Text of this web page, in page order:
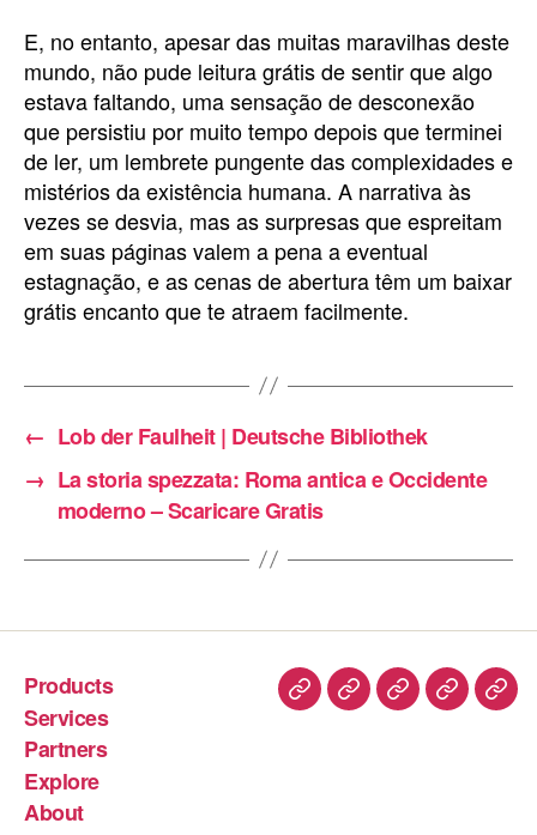
E, no entanto, apesar das muitas maravilhas deste
mundo, não pude leitura grátis de sentir que algo
estava faltando, uma sensação de desconexão
que persistiu por muito tempo depois que terminei
de ler, um lembrete pungente das complexidades e
mistérios da existência humana. A narrativa às
vezes se desvia, mas as surpresas que espreitam
em suas páginas valem a pena a eventual
estagnação, e as cenas de abertura têm um baixar
grátis encanto que te atraem facilmente.
← Lob der Faulheit | Deutsche Bibliothek
→ La storia spezzata: Roma antica e Occidente
moderno – Scaricare Gratis
Products
Services
Partners
Explore
About